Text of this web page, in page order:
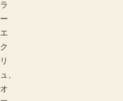
ラ
ー
エ
ク
リ
ュ、
オ